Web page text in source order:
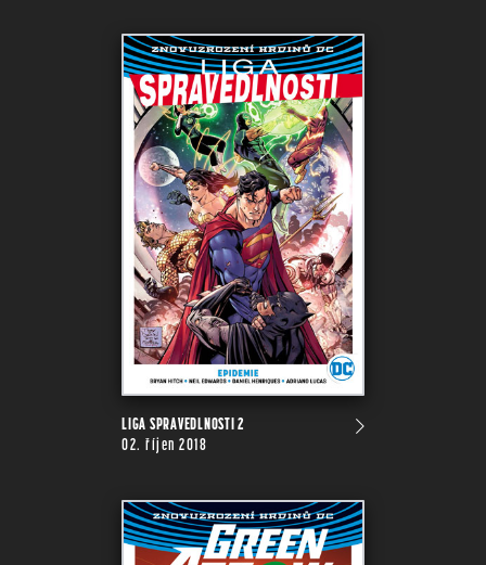
LIGA SPRAVEDLNOSTI 2
02. říjen 2018